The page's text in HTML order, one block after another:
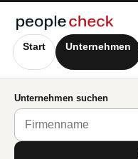
Start Unternehmen
Unternehmen suchen